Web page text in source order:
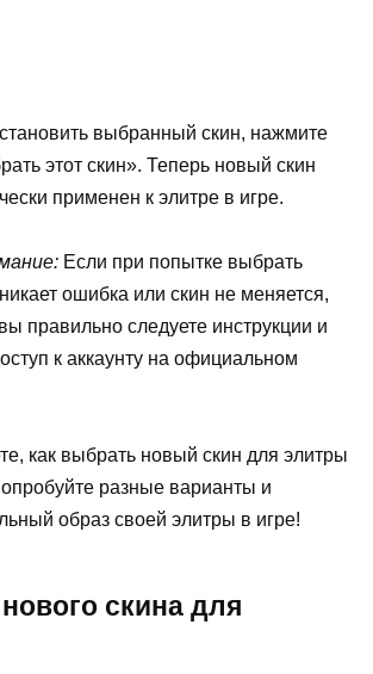
выбранный скин, нажмите
этот скин». Теперь новый скин
применен к элитре в игре.
Если при попытке выбрать
ошибка или скин не меняется,
правильно следуете инструкции и
к аккаунту на официальном
как выбрать новый скин для элитры
разные варианты и
образ своей элитры в игре!
скина для